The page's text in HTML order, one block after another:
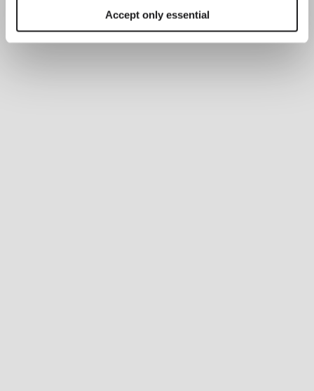
Accept only essential